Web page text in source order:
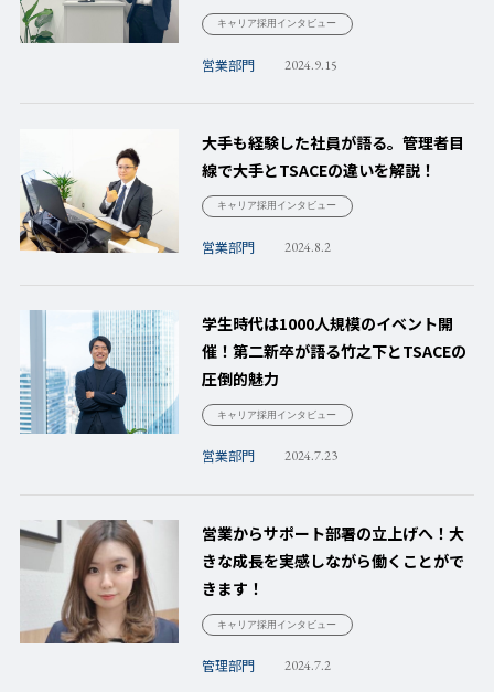
キャリア採用インタビュー
営業部門 2024.9.15
大手も経験した社員が語る。管理者目
線で大手とTSACEの違いを解説！
キャリア採用インタビュー
営業部門 2024.8.2
学生時代は1000人規模のイベント開
催！第二新卒が語る竹之下とTSACEの
圧倒的魅力
キャリア採用インタビュー
営業部門 2024.7.23
営業からサポート部署の立上げへ！大
きな成長を実感しながら働くことがで
きます！
キャリア採用インタビュー
管理部門 2024.7.2